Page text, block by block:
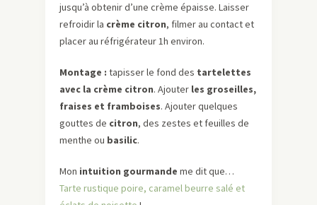
jusqu’à obtenir d’une crème épaisse. Laisser
refroidir la crème citron, filmer au contact et
placer au réfrigérateur 1h environ.
Montage : tapisser le fond des tartelettes
avec la crème citron. Ajouter les groseilles,
fraises et framboises. Ajouter quelques
gouttes de citron, des zestes et feuilles de
menthe ou basilic.
Mon intuition gourmande me dit que…
Tarte rustique poire, caramel beurre salé et